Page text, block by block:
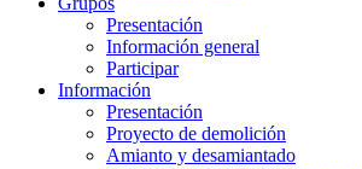
Presentación
Información general
Participar
Información
Presentación
Proyecto de demolición
Amianto y desamiantado